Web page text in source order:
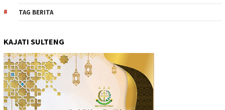
TAG BERITA
KAJATI SULTENG